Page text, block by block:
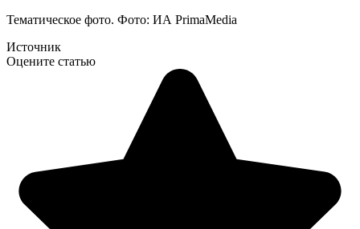
Тематическое фото. Фото: ИА PrimaMedia
Источник
Оцените статью